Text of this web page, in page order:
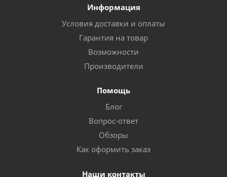
Информация
Условия доставки и оплаты
Гарантия на товар
Возможности
Производители
Помощь
Блог
Вопрос-ответ
Обзоры
Как оформить заказ
Наши контакты